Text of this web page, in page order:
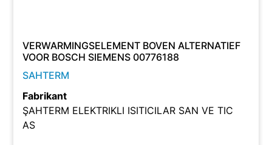
VERWARMINGSELEMENT BOVEN ALTERNATIEF
VOOR BOSCH SIEMENS 00776188
SAHTERM
Fabrikant
ŞAHTERM ELEKTRIKLI ISITICILAR SAN VE TIC
AS